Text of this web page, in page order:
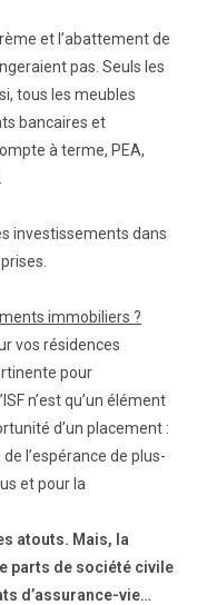
et l’abattement de
pas. Seuls les
tous les meubles
bancaires et
à terme, PEA,
investissements dans
immobiliers ?
vos résidences
pour
n’est qu’un élément
d’un placement :
l’espérance de plus-
et pour la
atouts. Mais, la
parts de société civile
d’assurance-vie…